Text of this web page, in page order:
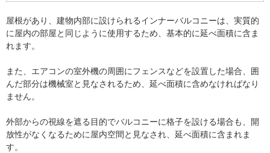
屋根があり、建物内部に設けられるインナーバルコニーは、実質的
に屋内の部屋と同じように使用するため、基本的に延べ面積に含ま
れます。
また、エアコンの室外機の周囲にフェンスなどを設置した場合、囲
んだ部分は機械室と見なされるため、延べ面積に含めなければなり
ません。
外部からの視線を遮る目的でバルコニーに格子を設ける場合も、開
放性がなくなるために屋内空間と見なされ、延べ面積に含まれま
す。